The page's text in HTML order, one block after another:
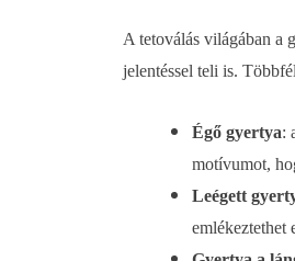
A tetoválás világában a
jelentéssel teli is.
Égő gyertya:
motívumot,
Leégett
emlékeztethet